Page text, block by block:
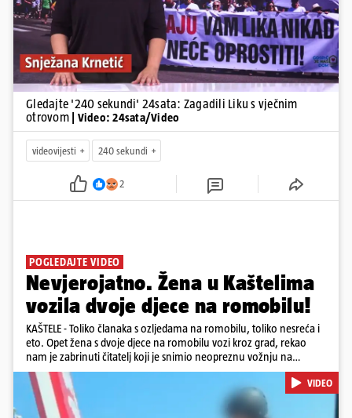
Gledajte '240 sekundi' 24sata: Zagadili Liku s vječnim
otrovom
| Video: 24sata/Video
videovijesti 240 sekundi
2
POGLEDAJTE VIDEO
Nevjerojatno. Žena u Kaštelima
vozila dvoje djece na romobilu!
KAŠTELE - Toliko članaka s ozljedama na romobilu, toliko nesreća i
eto. Opet žena s dvoje djece na romobilu vozi kroz grad, rekao
nam je zabrinuti čitatelj koji je snimio neopreznu vožnju na
romobilu u četvrtak prijepodne kroz Kaštele. Podsjetimo, mjesec i
pol od smrti dječaka (14) u Metkoviću, pad s električnog romobila
odnio je još jedan mladi život. Unatoč naporima liječnika KBC-a
Zagreb, u ponedjeljak maloljetnik je podlegao ozljedama
VIDEO